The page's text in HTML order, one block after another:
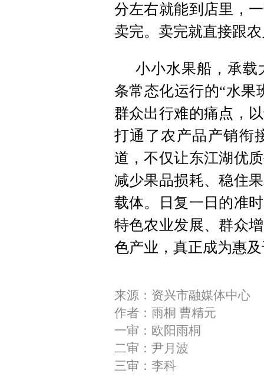
分左右就能到店里，
卖完。卖完就直接跟
小小水果船，承载
条常态化运行的“水果
群众出行难的痛点，
打通了农产品产销衔
道，不仅让东江湖优
减少果品损耗、稳住
载体。日复一日的准
特色农业发展、群众
色产业，真正成为惠
来源：资兴市融媒体中心
作者：雨桐 曹精元
一审：欧阳雨桐
二审：尹月波
三审：李科